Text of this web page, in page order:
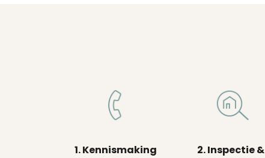
1. Kennismaking
2. Inspectie &